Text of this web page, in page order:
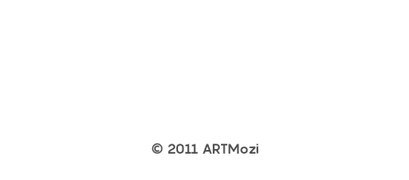
© 2011 ARTMozi